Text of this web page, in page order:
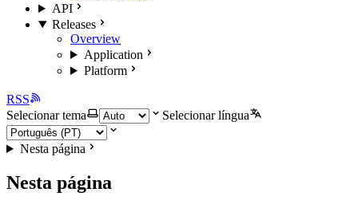
API
Releases
Overview
Application
Platform
RSS
Selecionar tema
Selecionar língua
Nesta página
Nesta página